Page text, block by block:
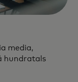
media,
hundratals